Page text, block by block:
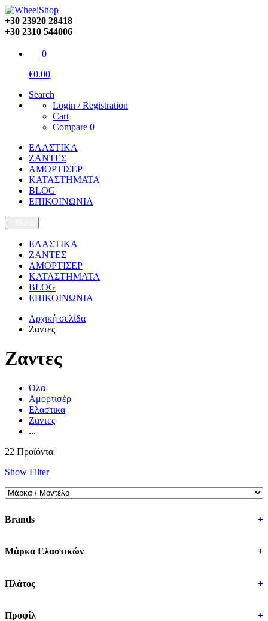
+30 23920 28418
+30 2310 544006
0
€0.00
Search
Login / Registration
Cart
Compare 0
ΕΛΑΣΤΙΚΑ
ΖΑΝΤΕΣ
ΑΜΟΡΤΙΣΕΡ
ΚΑΤΑΣΤΗΜΑΤΑ
BLOG
ΕΠΙΚΟΙΝΩΝΙΑ
ΕΛΑΣΤΙΚΑ
ΖΑΝΤΕΣ
ΑΜΟΡΤΙΣΕΡ
ΚΑΤΑΣΤΗΜΑΤΑ
BLOG
ΕΠΙΚΟΙΝΩΝΙΑ
Αρχική σελίδα
Ζαντες
Ζαντες
Όλα
Αμορτισέρ
Ελαστικα
Ζαντες
...
22 Προϊόντα
Show Filter
Brands +
Μάρκα Ελαστικών +
Πλάτος +
Προφίλ +